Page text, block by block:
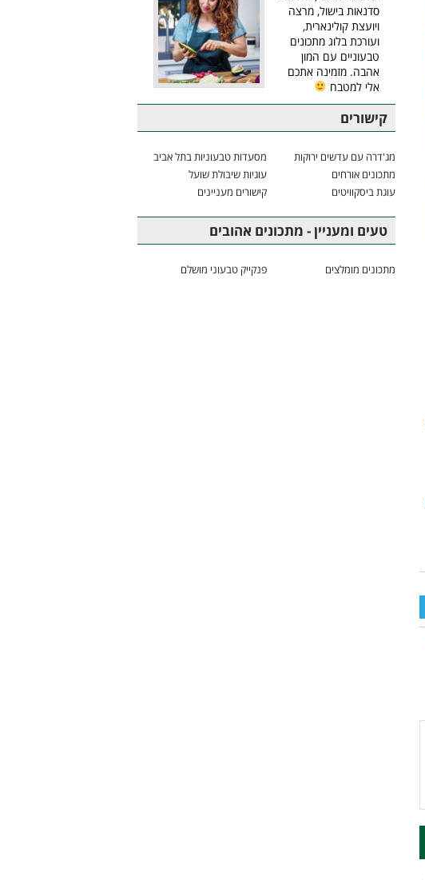
סדנאות בישול, מרצה
ויועצת קולינארית,
ועורכת בלוג מתכונים
טבעוניים עם המון
אהבה. מזמינה אתכם
אלי למטבח
קישורים
מג'דרה עם עדשים ירוקות
מסעדות טבעוניות בתל אביב
מתכונים אורחים
עוגיות שיבולת שועל
עוגת ביסקוויטים
קישורים מעניינים
טעים ומעניין - מתכונים אהובים
מתכונים מומלצים פנקייק טבעוני מושלם